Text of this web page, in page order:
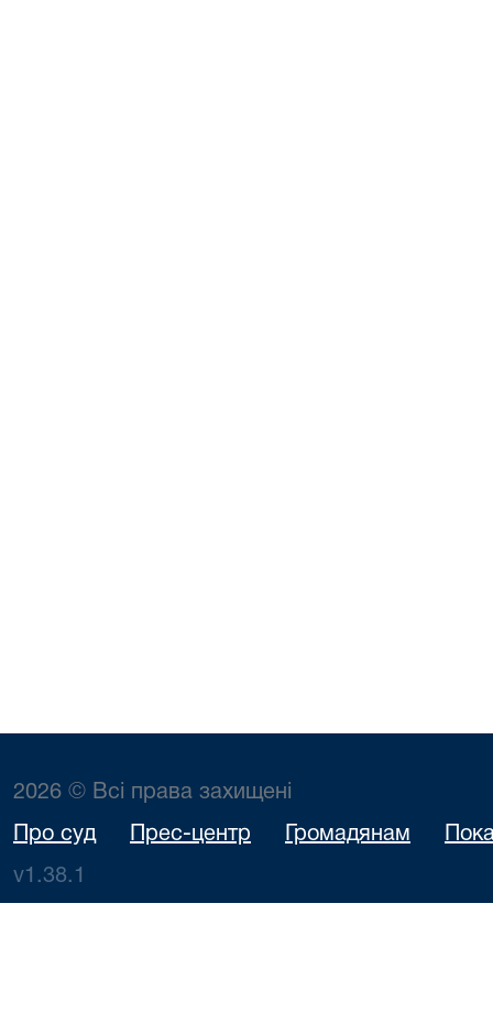
2026 © Всі права захищені
Про суд Прес-центр Громадянам
v1.38.1